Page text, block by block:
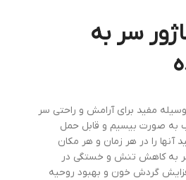
سر به
مفید برای آرامش و راحتی سر
صورت بیسیم و قابل حمل
را در هر زمان و هر مکان
کاهش تنش و خستگی در
گردش خون و بهبود روحیه